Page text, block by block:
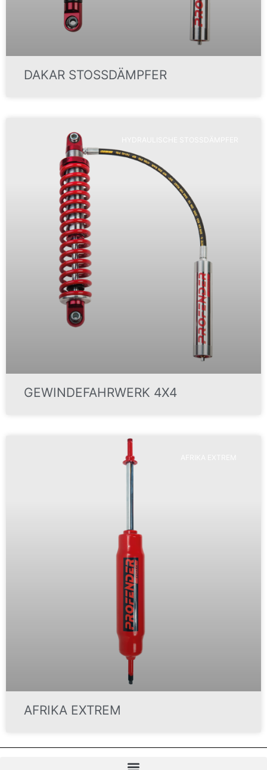
DAKAR STOSSDÄMPFER
GEWINDEFAHRWERK 4X4
AFRIKA EXTREM